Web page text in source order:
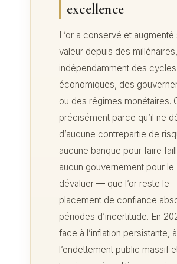
excellence
L’or a conservé et augmenté
valeur depuis des millénaires,
indépendamment des cycles
économiques, des
ou des régimes monétaires.
précisément parce qu’il ne
d’aucune contrepartie de
aucune banque pour faire
aucun gouvernement pour le
dévaluer — que l’or reste le
placement de confiance
périodes d’incertitude. En
face à l’inflation persistante, à
l’endettement public massif